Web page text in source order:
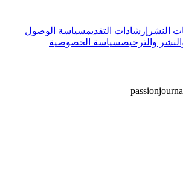
النشر إرشادات التقديمسياسة الوصول
والترخيصسياسة الخصوصية